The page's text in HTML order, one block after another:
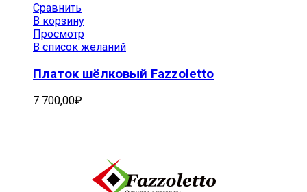
Сравнить
В корзину
Просмотр
В список желаний
Платок шёлковый Fazzoletto
7 700,00₽